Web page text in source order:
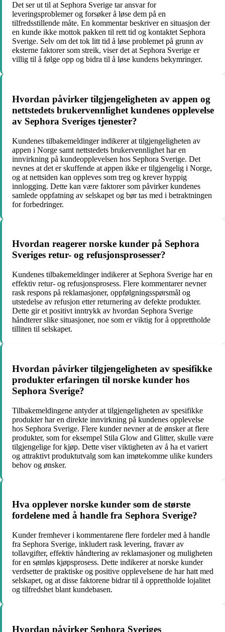
Det ser ut til at Sephora Sverige tar ansvar for
leveringsproblemer og forsøker å løse dem på en
tilfredsstillende måte. En kommentar beskriver en situasjon der
en kunde ikke mottok pakken til rett tid og kontaktet Sephora
Sverige. Selv om det tok litt tid å løse problemet på grunn av
eksterne faktorer som streik, viser det at Sephora Sverige er
villig til å følge opp og bidra til å løse kundens bekymringer.
Hvordan påvirker tilgjengeligheten av appen og
nettstedets brukervennlighet kundenes opplevelse
av Sephora Sveriges tjenester?
Kundenes tilbakemeldinger indikerer at tilgjengeligheten av
appen i Norge samt nettstedets brukervennlighet har en
innvirkning på kundeopplevelsen hos Sephora Sverige. Det
nevnes at det er skuffende at appen ikke er tilgjengelig i Norge,
og at nettsiden kan oppleves som treg og krever hyppig
innlogging. Dette kan være faktorer som påvirker kundenes
samlede oppfatning av selskapet og bør tas med i betraktningen
for forbedringer.
Hvordan reagerer norske kunder på Sephora
Sveriges retur- og refusjonsprosesser?
Kundenes tilbakemeldinger indikerer at Sephora Sverige har en
effektiv retur- og refusjonsprosess. Flere kommentarer nevner
rask respons på reklamasjoner, oppfølgningsspørsmål og
utstedelse av refusjon etter returnering av defekte produkter.
Dette gir et positivt inntrykk av hvordan Sephora Sverige
håndterer slike situasjoner, noe som er viktig for å opprettholde
tilliten til selskapet.
Hvordan påvirker tilgjengeligheten av spesifikke
produkter erfaringen til norske kunder hos
Sephora Sverige?
Tilbakemeldingene antyder at tilgjengeligheten av spesifikke
produkter har en direkte innvirkning på kundenes opplevelse
hos Sephora Sverige. Flere kunder nevner at de ønsker at flere
produkter, som for eksempel Stila Glow and Glitter, skulle være
tilgjengelige for kjøp. Dette viser viktigheten av å ha et variert
og attraktivt produktutvalg som kan imøtekomme ulike kunders
behov og ønsker.
Hva opplever norske kunder som de største
fordelene med å handle fra Sephora Sverige?
Kunder fremhever i kommentarene flere fordeler med å handle
fra Sephora Sverige, inkludert rask levering, fravær av
tollavgifter, effektiv håndtering av reklamasjoner og muligheten
for en sømløs kjøpsprosess. Dette indikerer at norske kunder
verdsetter de praktiske og positive opplevelsene de har hatt med
selskapet, og at disse faktorene bidrar til å opprettholde lojalitet
og tilfredshet blant kundebasen.
Hvordan påvirker Sephora Sveriges